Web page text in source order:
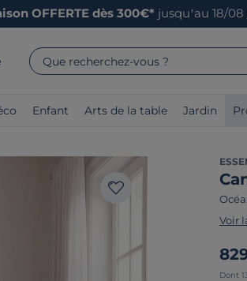
OFFERTE dès 300€* jusqu’au 18/08
Que recherchez-vous ?
Enfant Arts de la table Jardin
Voir
Dont